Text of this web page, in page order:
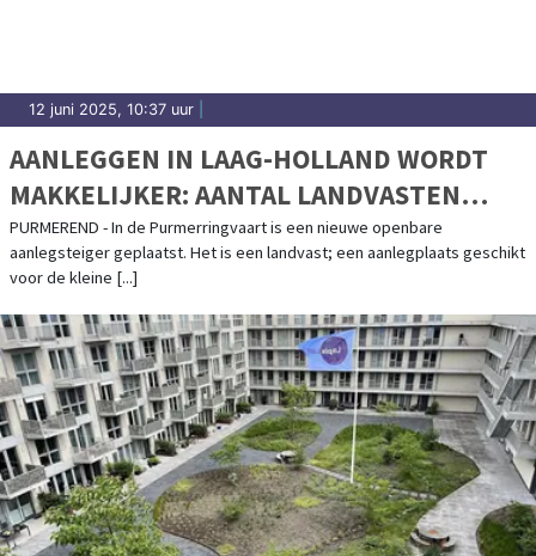
12 juni 2025, 10:37 uur
AANLEGGEN IN LAAG-HOLLAND WORDT
MAKKELIJKER: AANTAL LANDVASTEN
GROEIT FORS
PURMEREND - In de Purmerringvaart is een nieuwe openbare
aanlegsteiger geplaatst. Het is een landvast; een aanlegplaats geschikt
voor de kleine [...]